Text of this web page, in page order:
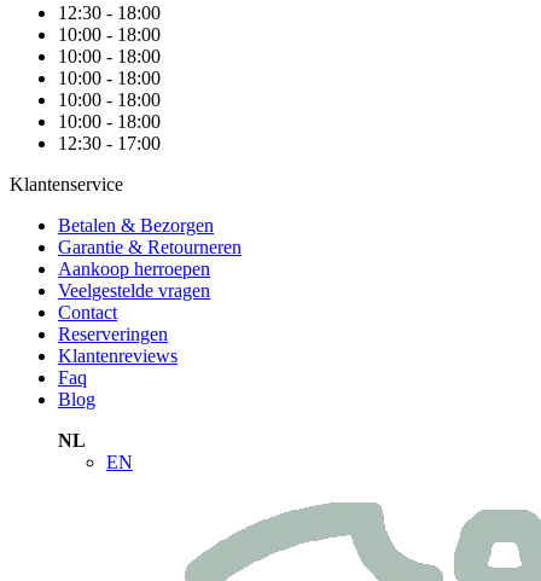
12:30 - 18:00
10:00 - 18:00
10:00 - 18:00
10:00 - 18:00
10:00 - 18:00
10:00 - 18:00
12:30 - 17:00
Klantenservice
Betalen & Bezorgen
Garantie & Retourneren
Aankoop herroepen
Veelgestelde vragen
Contact
Reserveringen
Klantenreviews
Faq
Blog
NL
EN